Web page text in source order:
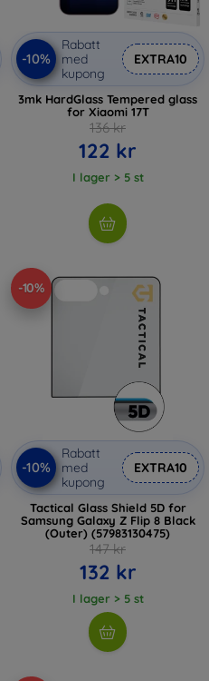
-10%
Rabatt
med
kupong
EXTRA10
3mk HardGlass Tempered glass
for Xiaomi 17T
136 kr
122 kr
I lager > 5 st
-10%
-10%
Rabatt
med
kupong
EXTRA10
Tactical Glass Shield 5D for
Samsung Galaxy Z Flip 8 Black
(Outer) (57983130475)
147 kr
132 kr
I lager > 5 st